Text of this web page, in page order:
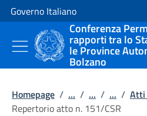
Vai al contenuto
Vai alla navigazione del sito
Governo Italiano
Conferenza
rapporti tra lo
le Province
Bolzano
Homepage / ... / ... / ... / Atti
Repertorio atto n. 151/CSR